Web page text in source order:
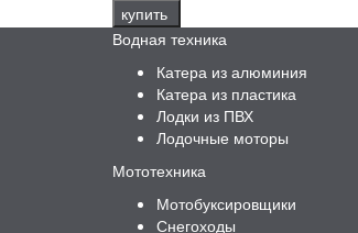
купить
Водная техника
Катера из алюминия
Катера из пластика
Лодки из ПВХ
Лодочные моторы
Мототехника
Мотобуксировщики
Снегоходы